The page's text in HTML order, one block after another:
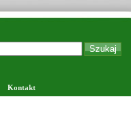
Kontakt